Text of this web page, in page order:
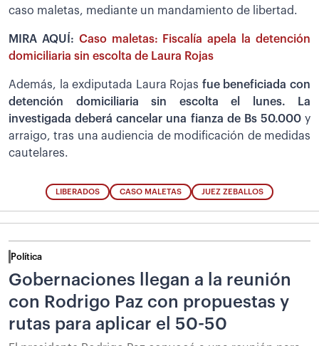
caso maletas, mediante un mandamiento de libertad.
MIRA AQUÍ: Caso maletas: Fiscalía apela la detención
domiciliaria sin escolta de Laura Rojas
Además, la exdiputada Laura Rojas fue beneficiada con
detención domiciliaria sin escolta el lunes. La
investigada deberá cancelar una fianza de Bs 50.000 y
arraigo, tras una audiencia de modificación de medidas
cautelares.
LIBERADOS CASO MALETAS JUEZ ZEBALLOS
Política
Gobernaciones llegan a la reunión
con Rodrigo Paz con propuestas y
rutas para aplicar el 50-50